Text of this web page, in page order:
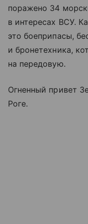
поражено 34
в интересах ВСУ.
это боеприпасы,
и бронетехника,
на передовую.
Огненный привет
Роге.